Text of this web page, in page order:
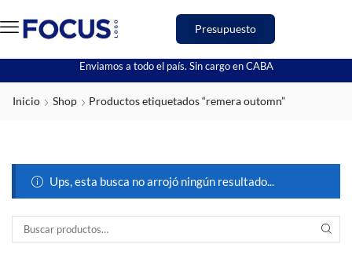
Presupuesto
Enviamos a todo el país. Sin cargo en CABA
Inicio Shop Productos etiquetados “remera outomn”
Ups, esta busca no arrojó ningún resultado...